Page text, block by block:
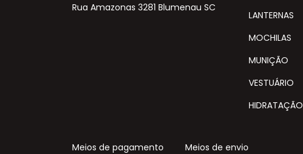
Rua Amazonas 3281 Blumenau SC
LANTERNAS
MOCHILAS
MUNIÇÃO
VESTUÁRIO
HIDRATAÇÃO
Meios de pagamento Meios de envio